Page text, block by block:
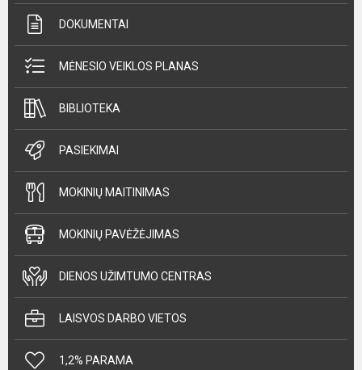
DOKUMENTAI
MĖNESIO VEIKLOS PLANAS
BIBLIOTEKA
PASIEKIMAI
MOKINIŲ MAITINIMAS
MOKINIŲ PAVĖŽĖJIMAS
DIENOS UŽIMTUMO CENTRAS
LAISVOS DARBO VIETOS
1,2% PARAMA